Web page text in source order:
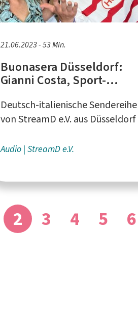
21.06.2023 - 53 Min.
Buonasera Düsseldorf:
Gianni Costa, Sport-
Rheinischen Post
Deutsch-italienische Sendereihe
von StreamD e.V. aus Düsseldorf
Audio StreamD e.V.
2 3 4 5 6